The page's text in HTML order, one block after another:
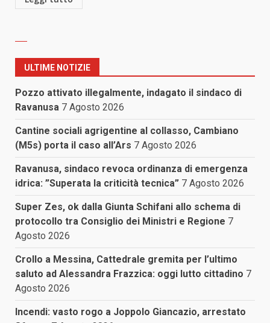
ULTIME NOTIZIE
Pozzo attivato illegalmente, indagato il sindaco di
Ravanusa 7 Agosto 2026
Cantine sociali agrigentine al collasso, Cambiano
(M5s) porta il caso all’Ars 7 Agosto 2026
Ravanusa, sindaco revoca ordinanza di emergenza
idrica: ”Superata la criticità tecnica” 7 Agosto 2026
Super Zes, ok dalla Giunta Schifani allo schema di
protocollo tra Consiglio dei Ministri e Regione 7
Agosto 2026
Crollo a Messina, Cattedrale gremita per l’ultimo
saluto ad Alessandra Frazzica: oggi lutto cittadino 7
Agosto 2026
Incendi: vasto rogo a Joppolo Giancazio, arrestato